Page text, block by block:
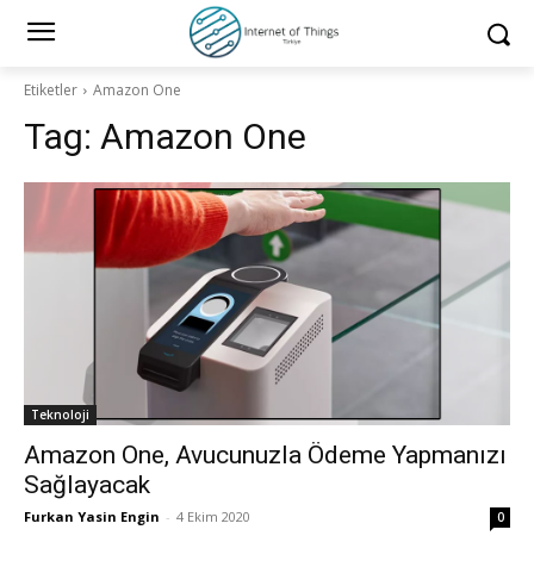
Etiketler Amazon One
Tag: Amazon One
Teknoloji
Amazon One, Avucunuzla Ödeme Yapmanızı
Sağlayacak
Furkan Yasin Engin - 4 Ekim 2020 0